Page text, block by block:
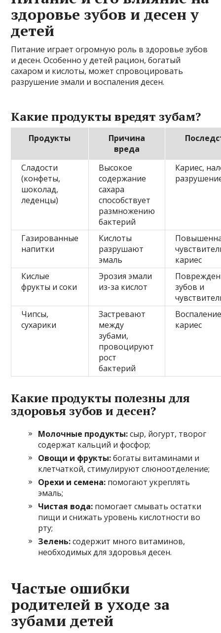
здоровье зубов и десен у
детей
Питание играет огромную роль в здоровье зубов
и десен. Особенно у детей рацион, богатый
сахаром и кислоты, может спровоцировать
разрушение эмали и воспаления десен.
Какие продукты вредят зубам?
Продукты
Причина
вреда
Сладости
(конфеты,
шоколад,
леденцы)
Высокое
содержание
сахара
способствует
размножению
бактерий
Кариес,
Газированные
напитки
Кислоты
разрушают
эмаль
кариес
Кислые
фрукты и соки
Эрозия эмали
из-за кислот
зубов и
Чипсы,
сухарики
Застревают
между
зубами,
провоцируют
рост
бактерий
кариес
Какие продукты полезны для
здоровья зубов и десен?
Молочные продукты:сыр, йогурт, творог
содержат кальций и фосфор;
Овощи и фрукты:богаты витаминами и
клетчаткой, стимулируют слюноотделение;
Орехи и семена: помогают укреплять
эмаль;
Чистая вода: помогает смывать остатки
пищи и снижать уровень кислотности во
рту;
Зелень:содержит много витаминов,
необходимых для здоровья десен.
Частые ошибки
родителей в уходе за
зубами детей